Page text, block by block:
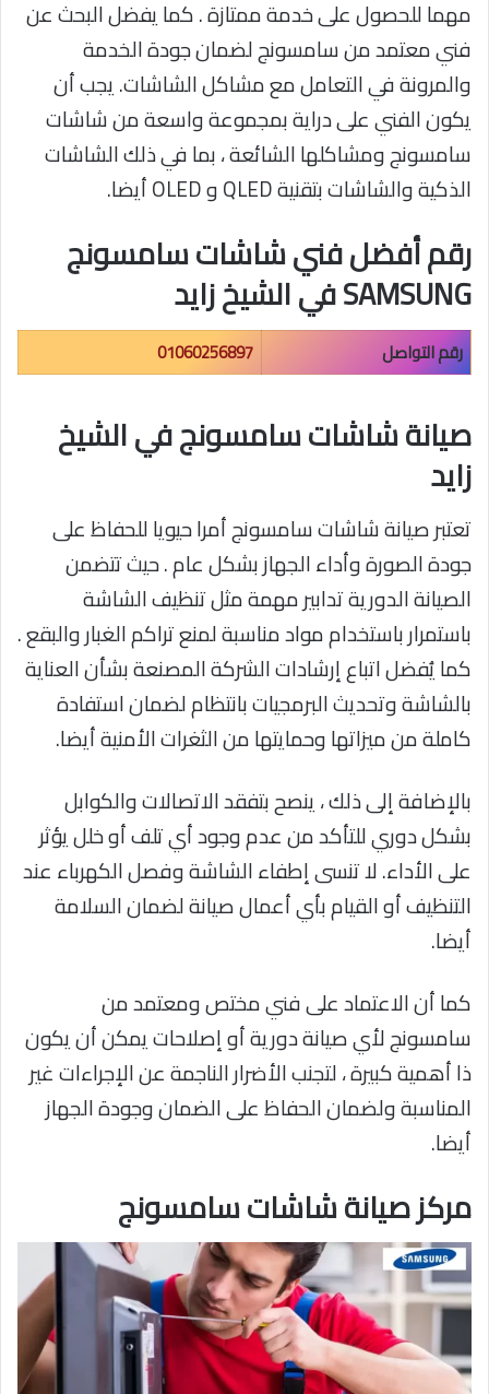
مهما للحصول على خدمة ممتازة . كما يفضل البحث عن
فني معتمد من سامسونج لضمان جودة الخدمة
والمرونة في التعامل مع مشاكل الشاشات. يجب أن
يكون الفني على دراية بمجموعة واسعة من شاشات
سامسونج ومشاكلها الشائعة ، بما في ذلك الشاشات
الذكية والشاشات بتقنية QLED و OLED أيضا.
رقم أفضل فني شاشات سامسونج
SAMSUNG في الشيخ زايد
رقم التواصل 01060256897
صيانة شاشات سامسونج في الشيخ
زايد
تعتبر صيانة شاشات سامسونج أمرا حيويا للحفاظ على
جودة الصورة وأداء الجهاز بشكل عام . حيث تتضمن
الصيانة الدورية تدابير مهمة مثل تنظيف الشاشة
باستمرار باستخدام مواد مناسبة لمنع تراكم الغبار والبقع .
كما يُفضل اتباع إرشادات الشركة المصنعة بشأن العناية
بالشاشة وتحديث البرمجيات بانتظام لضمان استفادة
كاملة من ميزاتها وحمايتها من الثغرات الأمنية أيضا.
بالإضافة إلى ذلك ، ينصح بتفقد الاتصالات والكوابل
بشكل دوري للتأكد من عدم وجود أي تلف أو خلل يؤثر
على الأداء. لا تنسى إطفاء الشاشة وفصل الكهرباء عند
التنظيف أو القيام بأي أعمال صيانة لضمان السلامة
أيضا.
كما أن الاعتماد على فني مختص ومعتمد من
سامسونج لأي صيانة دورية أو إصلاحات يمكن أن يكون
ذا أهمية كبيرة ، لتجنب الأضرار الناجمة عن الإجراءات غير
المناسبة ولضمان الحفاظ على الضمان وجودة الجهاز
أيضا.
مركز صيانة شاشات سامسونج